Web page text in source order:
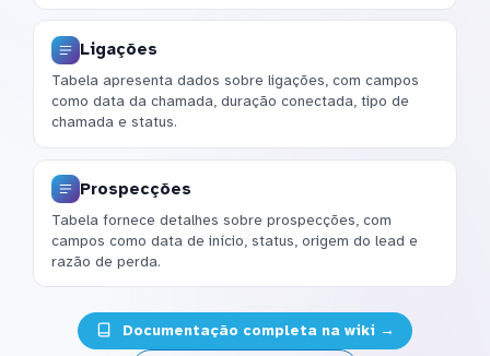
Ligações
Tabela apresenta dados sobre ligações, com campos
como data da chamada, duração conectada, tipo de
chamada e status.
Prospecções
Tabela fornece detalhes sobre prospecções, com
campos como data de início, status, origem do lead e
razão de perda.
Documentação completa na wiki →